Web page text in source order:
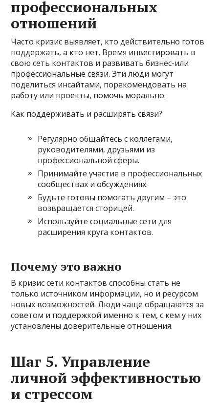
профессиональных
отношений
Часто кризис выявляет, кто действительно готов
поддержать, а кто нет. Время инвестировать в
свою сеть контактов и развивать бизнес-или
профессиональные связи. Эти люди могут
поделиться инсайтами, порекомендовать на
работу или проекты, помочь морально.
Как поддерживать и расширять связи?
Регулярно общайтесь с коллегами,
руководителями, друзьями из
профессиональной сферы.
Принимайте участие в профессиональных
сообществах и обсуждениях.
Будьте готовы помогать другим – это
возвращается сторицей.
Используйте социальные сети для
расширения круга контактов.
Почему это важно
В кризис сети контактов способны стать не
только источником информации, но и ресурсом
новых возможностей. Люди чаще обращаются за
советом и поддержкой именно к тем, с кем у них
установлены доверительные отношения.
Шаг 5. Управление
личной эффективностью
и стрессом